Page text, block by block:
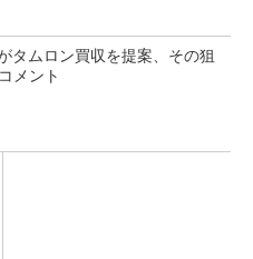
タムロン買収を提案、その狙
メント